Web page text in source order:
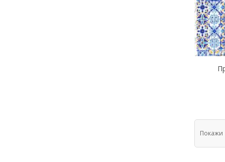
Покажи